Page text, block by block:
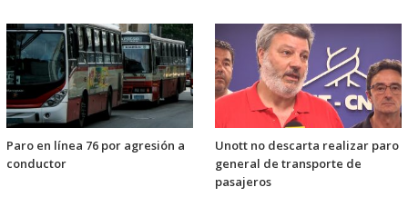
Paro en línea 76 por agresión a
conductor
Unott no descarta realizar paro
general de transporte de
pasajeros